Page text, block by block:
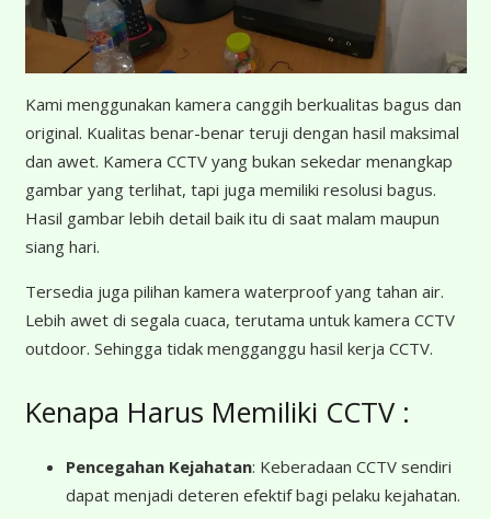
Kami menggunakan kamera canggih berkualitas bagus dan
original. Kualitas benar-benar teruji dengan hasil maksimal
dan awet. Kamera CCTV yang bukan sekedar menangkap
gambar yang terlihat, tapi juga memiliki resolusi bagus.
Hasil gambar lebih detail baik itu di saat malam maupun
siang hari.
Tersedia juga pilihan kamera waterproof yang tahan air.
Lebih awet di segala cuaca, terutama untuk kamera CCTV
outdoor. Sehingga tidak mengganggu hasil kerja CCTV.
Kenapa Harus Memiliki CCTV :
Pencegahan Kejahatan: Keberadaan CCTV sendiri
dapat menjadi deteren efektif bagi pelaku kejahatan.